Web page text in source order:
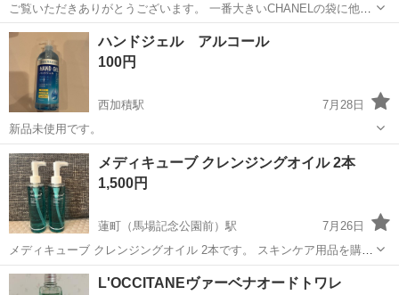
ご覧いただきありがとうございます。 一番大きいCHANELの袋に他の
袋入れてお渡しします。 お引き渡し場所 ローソン赤田南店 駐車場
お引き渡し日時 応相談
富山 富山市 朝菜町駅
ハンドジェル アルコール
100円
西加積駅
7月28日
新品未使用です。
富山 滑川市 西加積駅 その他
メディキューブ クレンジングオイル 2本
1,500円
蓮町（馬場記念公園前）駅
7月26日
メディキューブ クレンジングオイル 2本です。 スキンケア用品を購入
した際に付いてきたものですが、 他のメイク落としを使っているため
使用しません。 未使用品となります。 角質取りも出来るものです。 2
富山 富山市 蓮町（馬場記念公園前）駅 その他
L'OCCITANEヴァーベナオードトワレ